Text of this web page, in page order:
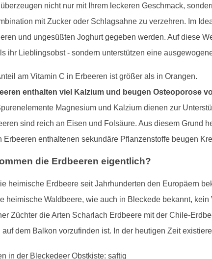
nicht nur mit Ihrem leckeren Geschmack,
mit Zucker oder Schlagsahne zu verzehren. Im
und ungesüßten Joghurt gegeben werden. Auf diese
ihr Lieblingsobst - sondern unterstützen eine
am Vitamin C in Erbeeren ist größer als in Orangen.
enthalten viel Kalzium und beugen Osteoporose
Magnesium und Kalzium dienen zur
sind reich an Eisen und Folsäure. Aus diesem Grund
Erbeeren enthaltenen sekundäre Pflanzenstoffe beugen
die Erdbeeren eigentlich?
heimische Erdbeere seit Jahrhunderten den Europäern
heimische Waldbeere, wie auch in Bleckede bekannt,
Züchter die Arten Scharlach Erdbeere mit der Chile-
auf dem Balkon vorzufinden ist. In der heutigen Zeit